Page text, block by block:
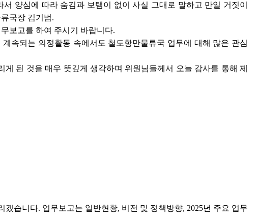
양심에 따라 숨김과 보탬이 없이 사실 그대로 말하고 만일 거짓이
국장 김기범.
보고를 하여 주시기 바랍니다.
속되는 의정활동 속에서도 철도항만물류국 업무에 대해 많은 관심
된 것을 매우 뜻깊게 생각하며 위원님들께서 오늘 감사를 통해 제
습니다. 업무보고는 일반현황, 비전 및 정책방향, 2025년 주요 업무